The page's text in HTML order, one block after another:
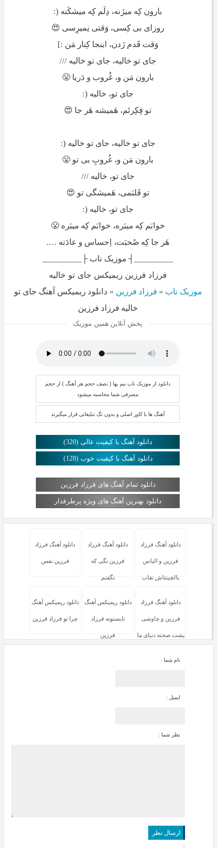
بارون کِه میزَنه، دِلَم کِه میشکَنه (:
روزای بی کِسی، وَقتی نِمیرِسی 😍
وَقت قَدم زَدن، اینجا کِنار مَن :]
جای تو خالیه، جای تو خالیه ///
بارون مَن و، غُروب و دَریا 😤
جای تو، خالیه (:
تو فِکِرتَم، هَمیشه هَر جا 😍
جای تو خالیه، جای تو خالیه (:
بارون مَن و، غُروبِ بی تو 😤
جای تو، خالیه ///
تو قَلبَمی، هَمیشگی تو 😍
جای تو، خالیه (:
خوابَم کِه میبَره، خوابَم کِه میبَره 😤
هَر جا کِه صُحبَت، اِحساس و عادَته ….
_________┤ موزیک ناب ├_________
فرزاد فرزین ریمیکس جای تو خالیه
موزیک ناب » فرزاد فرزین » دانلود ریمیکس آهنگ جای تو
خالیه فرزاد فرزین
پخش آنلاین همین موزیک
دانلود از موزیک ناب نیم بها ( نصف حجم هر آهنگ ) از حجم
مصرفی شما محاسبه میشود
آهنگ ها با کاور اصلی و بدون تگ تبلیغاتی قرار میگیرند
دانلود آهنگ با کیفیت عالی (320)
دانلود آهنگ با کیفیت خوب (128)
دانلود تمام آهنگ های فرزاد فرزین
دانلود بهترین آهنگ های ویژه پرطرفدار
دانلود آهنگ فرزاد
فرزین و الیاس
یالچینتاش نقاب
دانلود آهنگ فرزاد
فرزین نگی که
نگفتم
دانلود آهنگ فرزاد
فرزین نفس
دانلود آهنگ فرزاد
فرزین و چاوشی
پشت صحنه دنیای ما
دانلود ریمیکس آهنگ
تابستونه فرزاد
فرزین
دانلود ریمیکس آهنگ
چرا تو فرزاد فرزین
نام شما :
ایمیل :
نظر شما :